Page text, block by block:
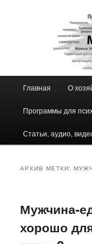
дополнительному
Блог
Главная О
Программы для
Статьи, аудио,
АРХИВ МЕТКИ:
Мужчина-
хорошо